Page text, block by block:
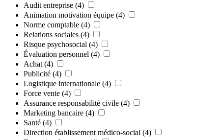
Audit entreprise (4)
Animation motivation équipe (4)
Norme comptable (4)
Relations sociales (4)
Risque psychosocial (4)
Évaluation personnel (4)
Achat (4)
Publicité (4)
Logistique internationale (4)
Force vente (4)
Assurance responsabilité civile (4)
Marketing bancaire (4)
Santé (4)
Direction établissement médico-social (4)